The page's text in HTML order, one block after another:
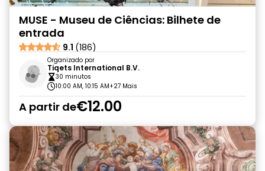
MUSE - Museu de Ciências: Bilhete de
entrada
9.1 (186)
Organizado por
Tiqets International B.V.
30 minutos
10:00 AM, 10:15 AM+27 Mais
A partir de€12.00